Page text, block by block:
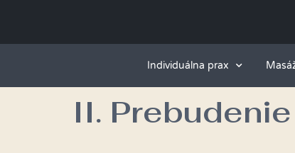
Individuálna prax
II.